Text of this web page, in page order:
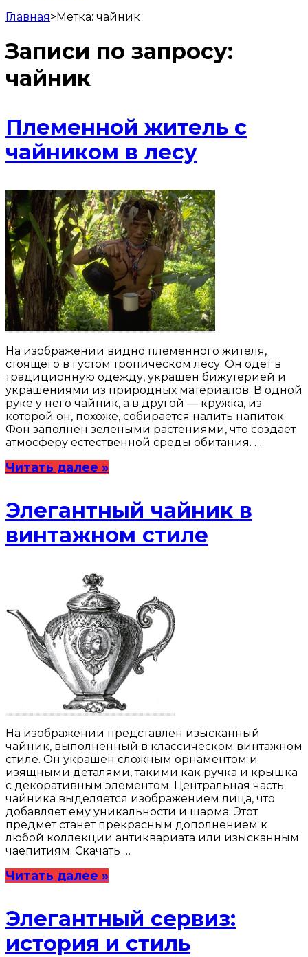
Главная>Метка: чайник
Записи по запросу:
чайник
Племенной житель с
чайником в лесу
На изображении видно племенного жителя,
стоящего в густом тропическом лесу. Он одет в
традиционную одежду, украшен бижутерией и
украшениями из природных материалов. В одной
руке у него чайник, а в другой — кружка, из
которой он, похоже, собирается налить напиток.
Фон заполнен зелеными растениями, что создает
атмосферу естественной среды обитания. …
Читать далее »
Элегантный чайник в
винтажном стиле
На изображении представлен изысканный
чайник, выполненный в классическом винтажном
стиле. Он украшен сложным орнаментом и
изящными деталями, такими как ручка и крышка
с декоративным элементом. Центральная часть
чайника выделяется изображением лица, что
добавляет ему уникальности и шарма. Этот
предмет станет прекрасным дополнением к
любой коллекции антиквариата или изысканным
чаепитиям. Скачать …
Читать далее »
Элегантный сервиз:
история и стиль